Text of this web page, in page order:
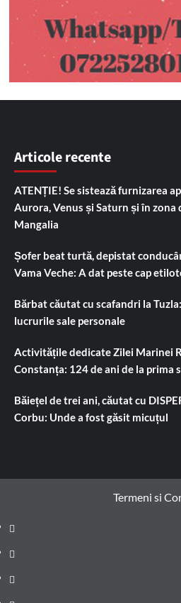
Articole recente
ATENȚIE! Se sistează furnizarea
Aurora, Venus și Saturn și în
Mangalia
Șofer beat turtă, depistat
Vama Veche: A dat peste cap
Bărbat căutat cu scafandri la
lucrurile sale personale
Activitățile dedicate Zilei Marinei
Constanța: 124 de ani de la prima
Băiețel de trei ani, căutat cu
Corbu: Unde a fost găsit micuțul
Termeni si
Prima
pagină
Știri
de
ultima
Administrație